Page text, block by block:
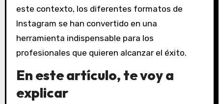
este contexto, los diferentes formatos de
Instagram se han convertido en una
herramienta indispensable para los
profesionales que quieren alcanzar el éxito.
En este artículo, te voy a
explicar